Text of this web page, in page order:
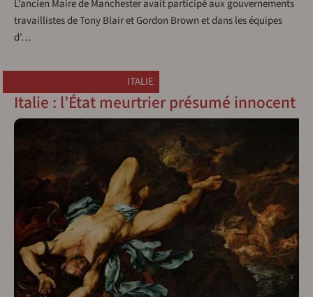
L’ancien Maire de Manchester avait participé aux gouvernements
travaillistes de Tony Blair et Gordon Brown et dans les équipes
d’…
ITALIE
Italie : l’État meurtrier présumé innocent